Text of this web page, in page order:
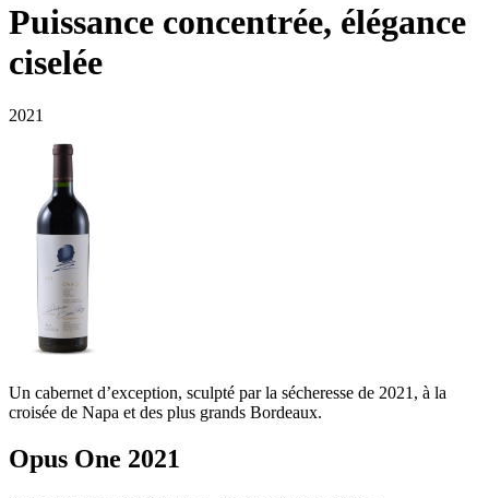
Puissance concentrée, élégance
ciselée
2021
Un cabernet d’exception, sculpté par la sécheresse de 2021, à la
croisée de Napa et des plus grands Bordeaux.
Opus One 2021